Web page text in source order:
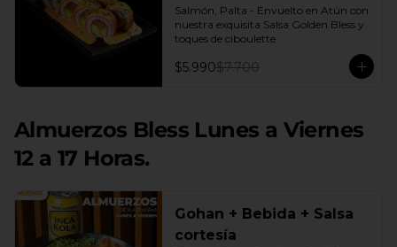
Salmón, Palta - Envuelto en Atún con
nuestra exquisita Salsa Golden Bless y
toques de ciboulette.
$5.990$7.700
Almuerzos Bless Lunes a Viernes
12 a 17 Horas.
Gohan + Bebida + Salsa
cortesía